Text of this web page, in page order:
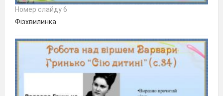
Номер слайду 6
Фізхвилинка